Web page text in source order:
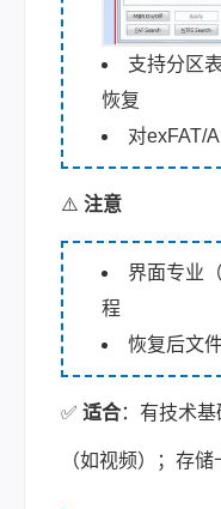
支持分区
恢复
对exFAT/
⚠️ 注意
界面专业
程
恢复后文
✅ 适合：有技术
（如视频）；存